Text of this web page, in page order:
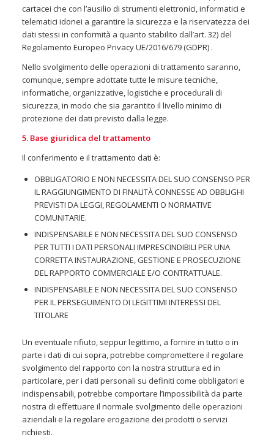
cartacei che con l’ausilio di strumenti elettronici, informatici e
telematici idonei a garantire la sicurezza e la riservatezza dei
dati stessi in conformità a quanto stabilito dall’art. 32) del
Regolamento Europeo Privacy UE/2016/679 (GDPR) .
Nello svolgimento delle operazioni di trattamento saranno,
comunque, sempre adottate tutte le misure tecniche,
informatiche, organizzative, logistiche e procedurali di
sicurezza, in modo che sia garantito il livello minimo di
protezione dei dati previsto dalla legge.
5. Base giuridica del trattamento
Il conferimento e il trattamento dati è:
OBBLIGATORIO E NON NECESSITA DEL SUO CONSENSO PER
IL RAGGIUNGIMENTO DI FINALITÀ CONNESSE AD OBBLIGHI
PREVISTI DA LEGGI, REGOLAMENTI O NORMATIVE
COMUNITARIE.
INDISPENSABILE E NON NECESSITA DEL SUO CONSENSO
PER TUTTI I DATI PERSONALI IMPRESCINDIBILI PER UNA
CORRETTA INSTAURAZIONE, GESTIONE E PROSECUZIONE
DEL RAPPORTO COMMERCIALE E/O CONTRATTUALE.
INDISPENSABILE E NON NECESSITA DEL SUO CONSENSO
PER IL PERSEGUIMENTO DI LEGITTIMI INTERESSI DEL
TITOLARE
Un eventuale rifiuto, seppur legittimo, a fornire in tutto o in
parte i dati di cui sopra, potrebbe compromettere il regolare
svolgimento del rapporto con la nostra struttura ed in
particolare, per i dati personali su definiti come obbligatori e
indispensabili, potrebbe comportare l’impossibilità da parte
nostra di effettuare il normale svolgimento delle operazioni
aziendali e la regolare erogazione dei prodotti o servizi
richiesti.